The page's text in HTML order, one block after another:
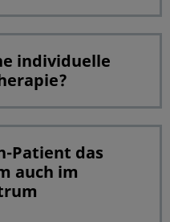
individuelle
Patient das
auch im